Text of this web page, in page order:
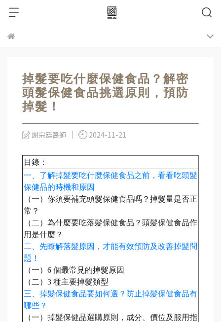
掉髮要吃什麼保健食品？解密
頭髮保健食品挑選原則，預防
掉髮！
謝宗廷醫師 2024-11-21
目錄：
一、了解掉髮要吃什麼保健食品之前，看看吃頭髮
保健品的時機和原因
（一）你須要補充頭髮保健食品嗎？掉髮量是否正
常？
（二）為什麼要吃落髮保健食品？頭髮保健食品作
用是什麼？
二、先瞭解落髮原因，才能有效預防及改善掉髮問
題！
（一）6 個最常見的掉髮原因
（二）3 種主要掉髮類型
三、掉髮保健食品要如何選？防止掉髮保健食品有
哪些？
（一）掉髮保健品選購原則，成分、價位及服用指